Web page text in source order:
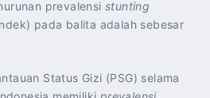
prevalensi stunting
pada balita adalah sebesar
Status Gizi (PSG) selama